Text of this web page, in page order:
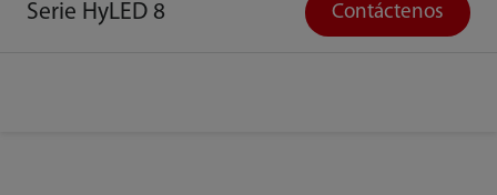
Serie HyLED 8 Contáctenos